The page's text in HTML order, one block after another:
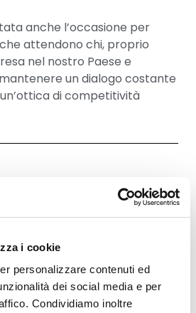
i cookie
personalizzare contenuti ed
dei social media e per
Condividiamo inoltre
anche l’occasione per
attendono chi, proprio
nel nostro Paese e
un dialogo costante
di competitività